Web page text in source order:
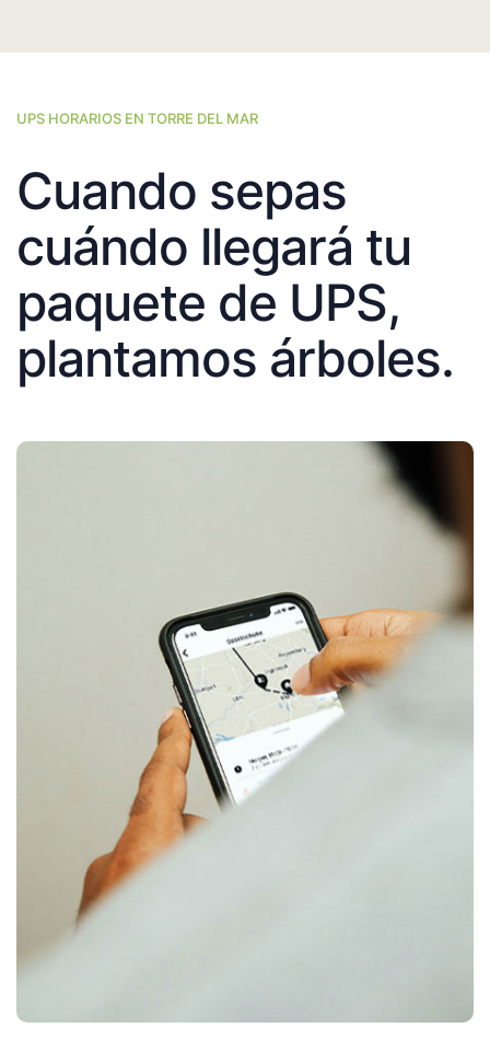
UPS HORARIOS EN TORRE DEL MAR
Cuando sepas
cuándo llegará tu
paquete de UPS,
plantamos árboles.